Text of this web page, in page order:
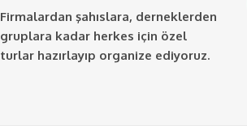
Firmalardan şahıslara, derneklerden
gruplara kadar herkes için özel
turlar hazırlayıp organize ediyoruz.